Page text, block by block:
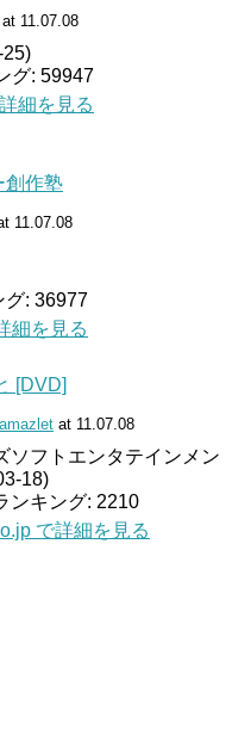
at 11.07.08
25)
グ: 59947
細を見る
創作塾
11.07.08
グ: 36977
細を見る
[DVD]
amazlet at 11.07.08
ソフトエンタテインメン
18)
ンキング: 2210
で詳細を見る